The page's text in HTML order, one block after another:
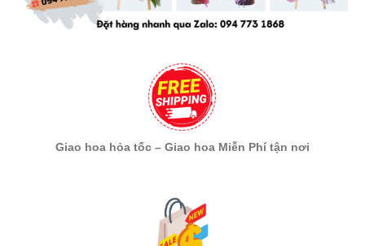
Giao hoa hỏa tốc – Giao hoa Miễn Phí tận nơi